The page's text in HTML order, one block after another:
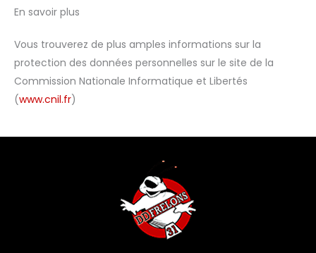
En savoir plus
Vous trouverez de plus amples informations sur la
protection des données personnelles sur le site de la
Commission Nationale Informatique et Libertés
(www.cnil.fr)